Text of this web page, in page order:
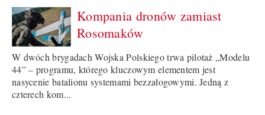
Kompania dronów zamiast
Rosomaków
W dwóch brygadach Wojska Polskiego trwa pilotaż „Modelu
44” – programu, którego kluczowym elementem jest
nasycenie batalionu systemami bezzałogowymi. Jedną z
czterech kom...